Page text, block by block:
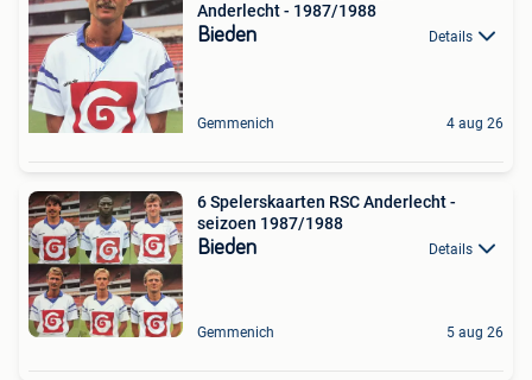
Anderlecht - 1987/1988
Bieden Details
Gemmenich 4 aug 26
6 Spelerskaarten RSC Anderlecht -
seizoen 1987/1988
Bieden Details
Gemmenich 5 aug 26